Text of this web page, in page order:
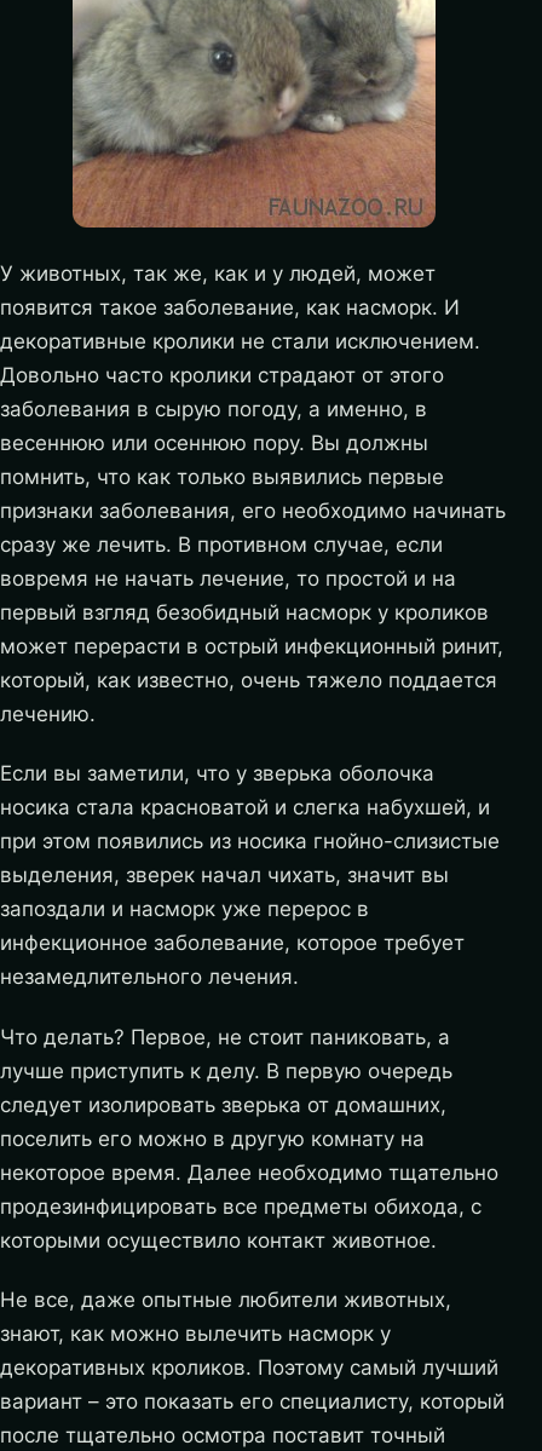
У животных, так же, как и у людей, может
появится такое заболевание, как насморк. И
декоративные кролики не стали исключением.
Довольно часто кролики страдают от этого
заболевания в сырую погоду, а именно, в
весеннюю или осеннюю пору. Вы должны
помнить, что как только выявились первые
признаки заболевания, его необходимо начинать
сразу же лечить. В противном случае, если
вовремя не начать лечение, то простой и на
первый взгляд безобидный насморк у кроликов
может перерасти в острый инфекционный ринит,
который, как известно, очень тяжело поддается
лечению.
Если вы заметили, что у зверька оболочка
носика стала красноватой и слегка набухшей, и
при этом появились из носика гнойно-слизистые
выделения, зверек начал чихать, значит вы
запоздали и насморк уже перерос в
инфекционное заболевание, которое требует
незамедлительного лечения.
Что делать? Первое, не стоит паниковать, а
лучше приступить к делу. В первую очередь
следует изолировать зверька от домашних,
поселить его можно в другую комнату на
некоторое время. Далее необходимо тщательно
продезинфицировать все предметы обихода, с
которыми осуществило контакт животное.
Не все, даже опытные любители животных,
знают, как можно вылечить насморк у
декоративных кроликов. Поэтому самый лучший
вариант – это показать его специалисту, который
после тщательно осмотра поставит точный